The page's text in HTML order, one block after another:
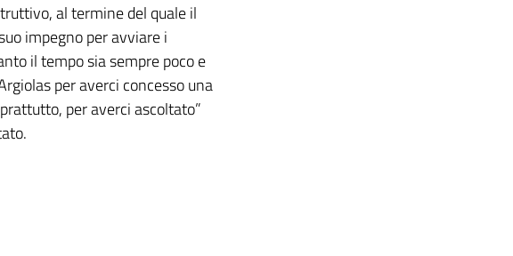
al termine del quale il
impegno per avviare i
il tempo sia sempre poco e
per averci concesso una
per averci ascoltato”